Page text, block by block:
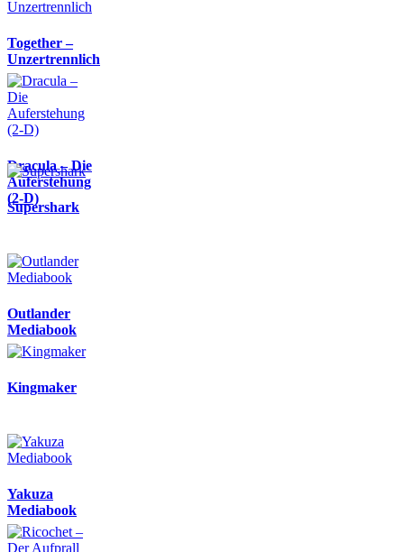
Together –
Unzertrennlich
Dracula – Die
Auferstehung
(2-D)
Supershark
Outlander
Mediabook
Kingmaker
Yakuza
Mediabook